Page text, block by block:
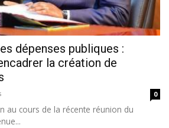
dépenses publiques :
la création de
0
au cours de la récente réunion du